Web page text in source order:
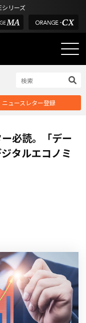
シリーズ
ニュースレター登録
必読。「デー
タルエコノミ